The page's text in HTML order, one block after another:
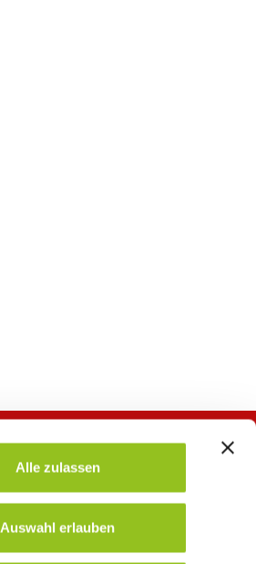
Alle zulassen
Auswahl erlauben